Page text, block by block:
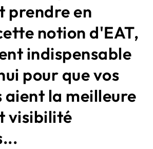
prendre en
notion d'EAT,
indispensable
pour que vos
aient la meilleure
visibilité